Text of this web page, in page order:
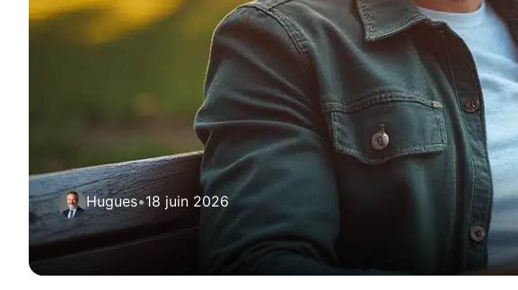
Hugues•18 juin 2026